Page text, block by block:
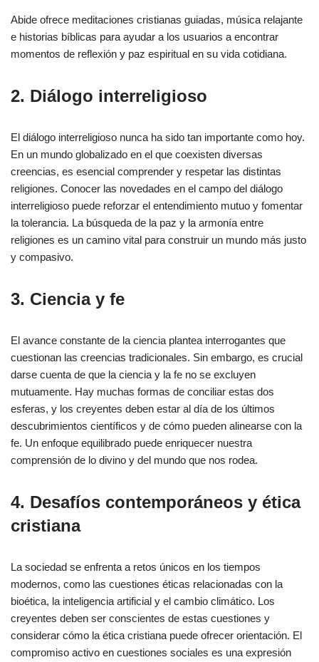
Abide ofrece meditaciones cristianas guiadas, música relajante
e historias bíblicas para ayudar a los usuarios a encontrar
momentos de reflexión y paz espiritual en su vida cotidiana.
2. Diálogo interreligioso
El diálogo interreligioso nunca ha sido tan importante como hoy.
En un mundo globalizado en el que coexisten diversas
creencias, es esencial comprender y respetar las distintas
religiones. Conocer las novedades en el campo del diálogo
interreligioso puede reforzar el entendimiento mutuo y fomentar
la tolerancia. La búsqueda de la paz y la armonía entre
religiones es un camino vital para construir un mundo más justo
y compasivo.
3. Ciencia y fe
El avance constante de la ciencia plantea interrogantes que
cuestionan las creencias tradicionales. Sin embargo, es crucial
darse cuenta de que la ciencia y la fe no se excluyen
mutuamente. Hay muchas formas de conciliar estas dos
esferas, y los creyentes deben estar al día de los últimos
descubrimientos científicos y de cómo pueden alinearse con la
fe. Un enfoque equilibrado puede enriquecer nuestra
comprensión de lo divino y del mundo que nos rodea.
4. Desafíos contemporáneos y ética
cristiana
La sociedad se enfrenta a retos únicos en los tiempos
modernos, como las cuestiones éticas relacionadas con la
bioética, la inteligencia artificial y el cambio climático. Los
creyentes deben ser conscientes de estas cuestiones y
considerar cómo la ética cristiana puede ofrecer orientación. El
compromiso activo en cuestiones sociales es una expresión